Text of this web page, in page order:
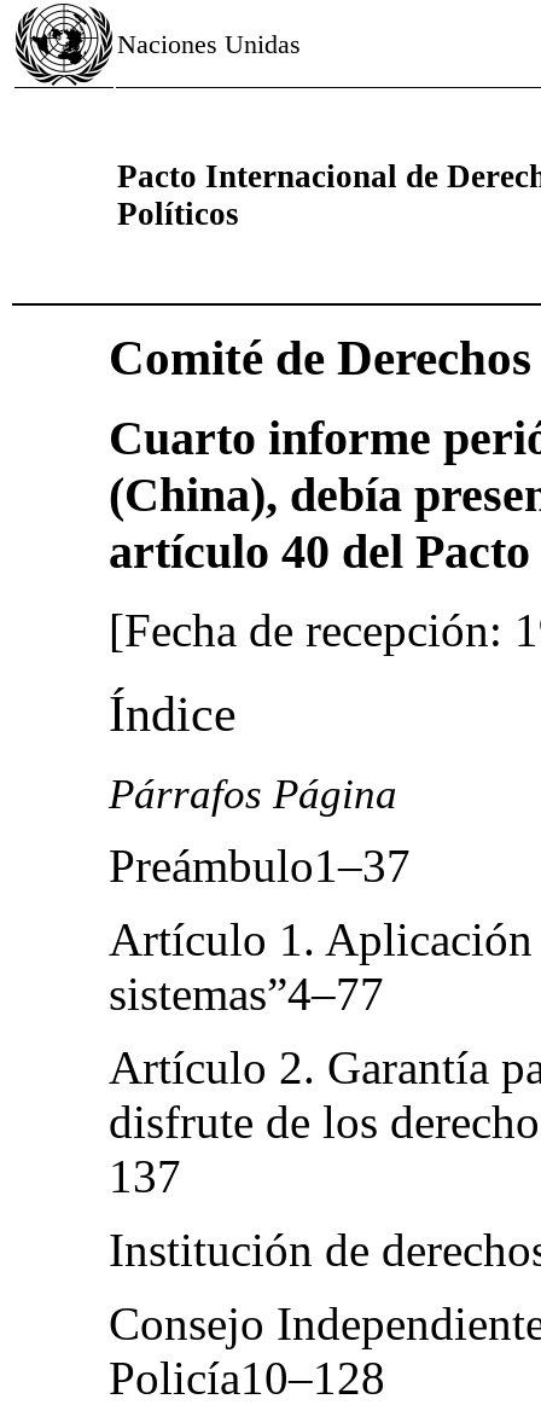
Naciones Unidas
Pacto Internacional de
Políticos
Comité de
Cuarto informe
(China), debía
artículo 40 del
[Fecha de recepción:
Índice
Párrafos Página
Preámbulo1–37
Artículo 1.
sistemas”4–77
Artículo 2. Garantía
disfrute de los
137
Institución de
Consejo
Policía10–128